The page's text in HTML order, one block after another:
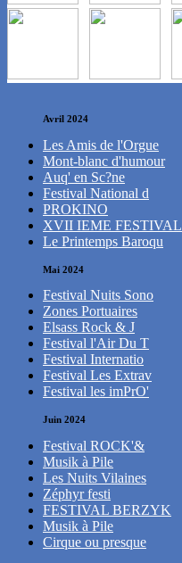
Avril 2024
Les Amis de l'Orgue
Mont-blanc d'humour
Auq' en Sc?ne
Festival National d
PROKINO
XVII IEME FESTIVAL
Le Printemps Baroqu
Mai 2024
Festival Nuits Sono
Zones Portuaires
Elsass Rock & J
Festival l'Air Du T
Festival Internatio
Festival Les Extrav
Festival les imPrO'
Juin 2024
Festival ROCK'&
Musik à Pile
Les Nuits Vilaines
Zéphyr festi
FESTIVAL BERZYK
Musik à Pile
Cirque ou presque